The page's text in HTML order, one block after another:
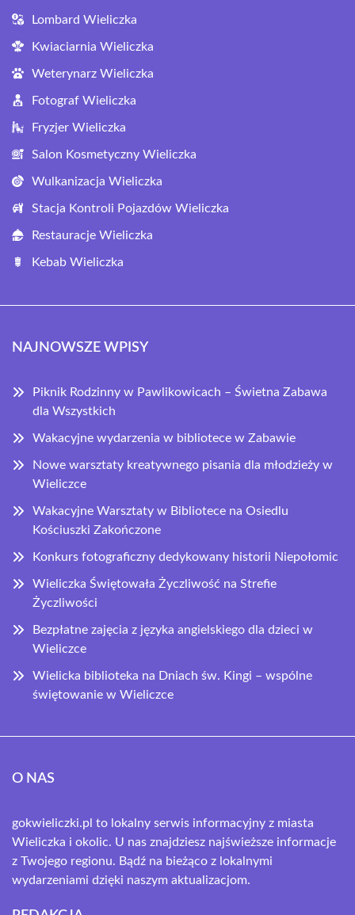
Lombard Wieliczka
Kwiaciarnia Wieliczka
Weterynarz Wieliczka
Fotograf Wieliczka
Fryzjer Wieliczka
Salon Kosmetyczny Wieliczka
Wulkanizacja Wieliczka
Stacja Kontroli Pojazdów Wieliczka
Restauracje Wieliczka
Kebab Wieliczka
NAJNOWSZE WPISY
Piknik Rodzinny w Pawlikowicach – Świetna Zabawa
dla Wszystkich
Wakacyjne wydarzenia w bibliotece w Zabawie
Nowe warsztaty kreatywnego pisania dla młodzieży w
Wieliczce
Wakacyjne Warsztaty w Bibliotece na Osiedlu
Kościuszki Zakończone
Konkurs fotograficzny dedykowany historii Niepołomic
Wieliczka Świętowała Życzliwość na Strefie
Życzliwości
Bezpłatne zajęcia z języka angielskiego dla dzieci w
Wieliczce
Wielicka biblioteka na Dniach św. Kingi – wspólne
świętowanie w Wieliczce
O NAS
gokwieliczki.pl to lokalny serwis informacyjny z miasta
Wieliczka i okolic. U nas znajdziesz najświeższe informacje
z Twojego regionu. Bądź na bieżąco z lokalnymi
wydarzeniami dzięki naszym aktualizacjom.